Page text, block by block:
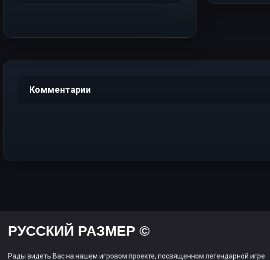
Комментарии
РУССКИЙ РАЗМЕР ©
Рады видеть Вас на нашем игровом проекте, посвященном легендарной игре